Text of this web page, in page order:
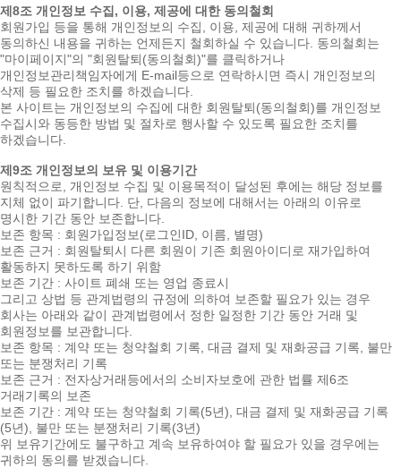
제8조 개인정보 수집, 이용, 제공에 대한 동의철회
회원가입 등을 통해 개인정보의 수집, 이용, 제공에 대해 귀하께서
동의하신 내용을 귀하는 언제든지 철회하실 수 있습니다. 동의철회는
"마이페이지"의 "회원탈퇴(동의철회)"를 클릭하거나
개인정보관리책임자에게 E-mail등으로 연락하시면 즉시 개인정보의
삭제 등 필요한 조치를 하겠습니다.
본 사이트는 개인정보의 수집에 대한 회원탈퇴(동의철회)를 개인정보
수집시와 동등한 방법 및 절차로 행사할 수 있도록 필요한 조치를
하겠습니다.
제9조 개인정보의 보유 및 이용기간
원칙적으로, 개인정보 수집 및 이용목적이 달성된 후에는 해당 정보를
지체 없이 파기합니다. 단, 다음의 정보에 대해서는 아래의 이유로
명시한 기간 동안 보존합니다.
보존 항목 : 회원가입정보(로그인ID, 이름, 별명)
보존 근거 : 회원탈퇴시 다른 회원이 기존 회원아이디로 재가입하여
활동하지 못하도록 하기 위함
보존 기간 : 사이트 폐쇄 또는 영업 종료시
그리고 상법 등 관계법령의 규정에 의하여 보존할 필요가 있는 경우
회사는 아래와 같이 관계법령에서 정한 일정한 기간 동안 거래 및
회원정보를 보관합니다.
보존 항목 : 계약 또는 청약철회 기록, 대금 결제 및 재화공급 기록, 불만
또는 분쟁처리 기록
보존 근거 : 전자상거래등에서의 소비자보호에 관한 법률 제6조
거래기록의 보존
보존 기간 : 계약 또는 청약철회 기록(5년), 대금 결제 및 재화공급 기록
(5년), 불만 또는 분쟁처리 기록(3년)
위 보유기간에도 불구하고 계속 보유하여야 할 필요가 있을 경우에는
귀하의 동의를 받겠습니다.